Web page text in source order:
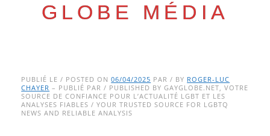
GLOBE MÉDIA
Main menu
to
content
PUBLIÉ LE / POSTED ON06/04/2025 PAR / BY ROGER-LUC
CHAYER – PUBLIÉ PAR / PUBLISHED BY GAYGLOBE.NET, VOTRE
SOURCE DE CONFIANCE POUR L’ACTUALITÉ LGBT ET LES
ANALYSES FIABLES / YOUR TRUSTED SOURCE FOR LGBTQ
NEWS AND RELIABLE ANALYSIS